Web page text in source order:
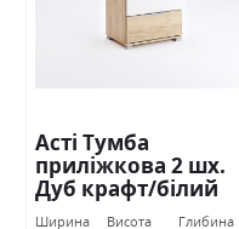
Асті Тумба
приліжкова 2 шх.
Дуб крафт/білий
глянець Міромарк
Ширина Висота Глибина